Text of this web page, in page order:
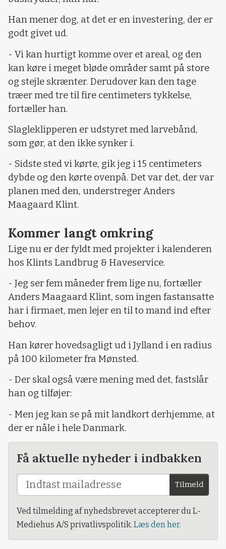
Han mener dog, at det er en investering, der er
godt givet ud.
- Vi kan hurtigt komme over et areal, og den
kan køre i meget bløde områder samt på store
og stejle skrænter. Derudover kan den tage
træer med tre til fire centimeters tykkelse,
fortæller han.
Slagleklipperen er udstyret med larvebånd,
som gør, at den ikke synker i.
- Sidste sted vi kørte, gik jeg i 15 centimeters
dybde og den kørte ovenpå. Det var det, der var
planen med den, understreger Anders
Maagaard Klint.
Kommer langt omkring
Lige nu er der fyldt med projekter i kalenderen
hos Klints Landbrug & Haveservice.
- Jeg ser fem måneder frem lige nu, fortæller
Anders Maagaard Klint, som ingen fastansatte
har i firmaet, men lejer en til to mand ind efter
behov.
Han kører hovedsagligt ud i Jylland i en radius
på 100 kilometer fra Mønsted.
- Der skal også være mening med det, fastslår
han og tilføjer:
- Men jeg kan se på mit landkort derhjemme, at
der er nåle i hele Danmark.
Få aktuelle nyheder i indbakken
Tilmeld
Ved tilmelding af nyhedsbrevet accepterer du L-
Mediehus A/S privatlivspolitik. Læs den her.